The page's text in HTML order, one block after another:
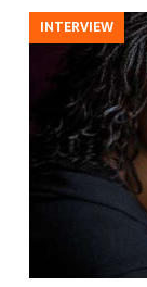
INTERVIEW